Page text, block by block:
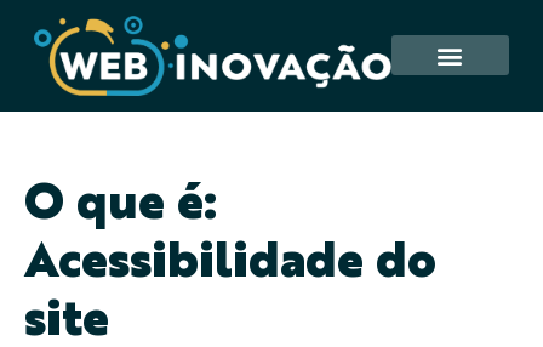
O que é:
Acessibilidade do
site